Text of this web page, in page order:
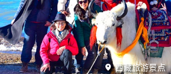
 西藏旅游景点